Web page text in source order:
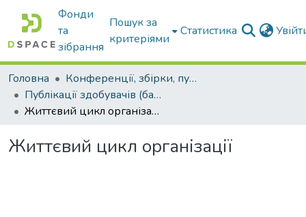
Фонди
та
зібрання
Пошук за
критеріями
Статистика
Головна
Конференції, збірки, публікації молодих вчених і здобувачів : магістрів, бакалаврів, аспірантів.
Публікації здобувачів (бакалаврів. магістрів, аспірантів)
Життєвий цикл організації
Життєвий цикл організації